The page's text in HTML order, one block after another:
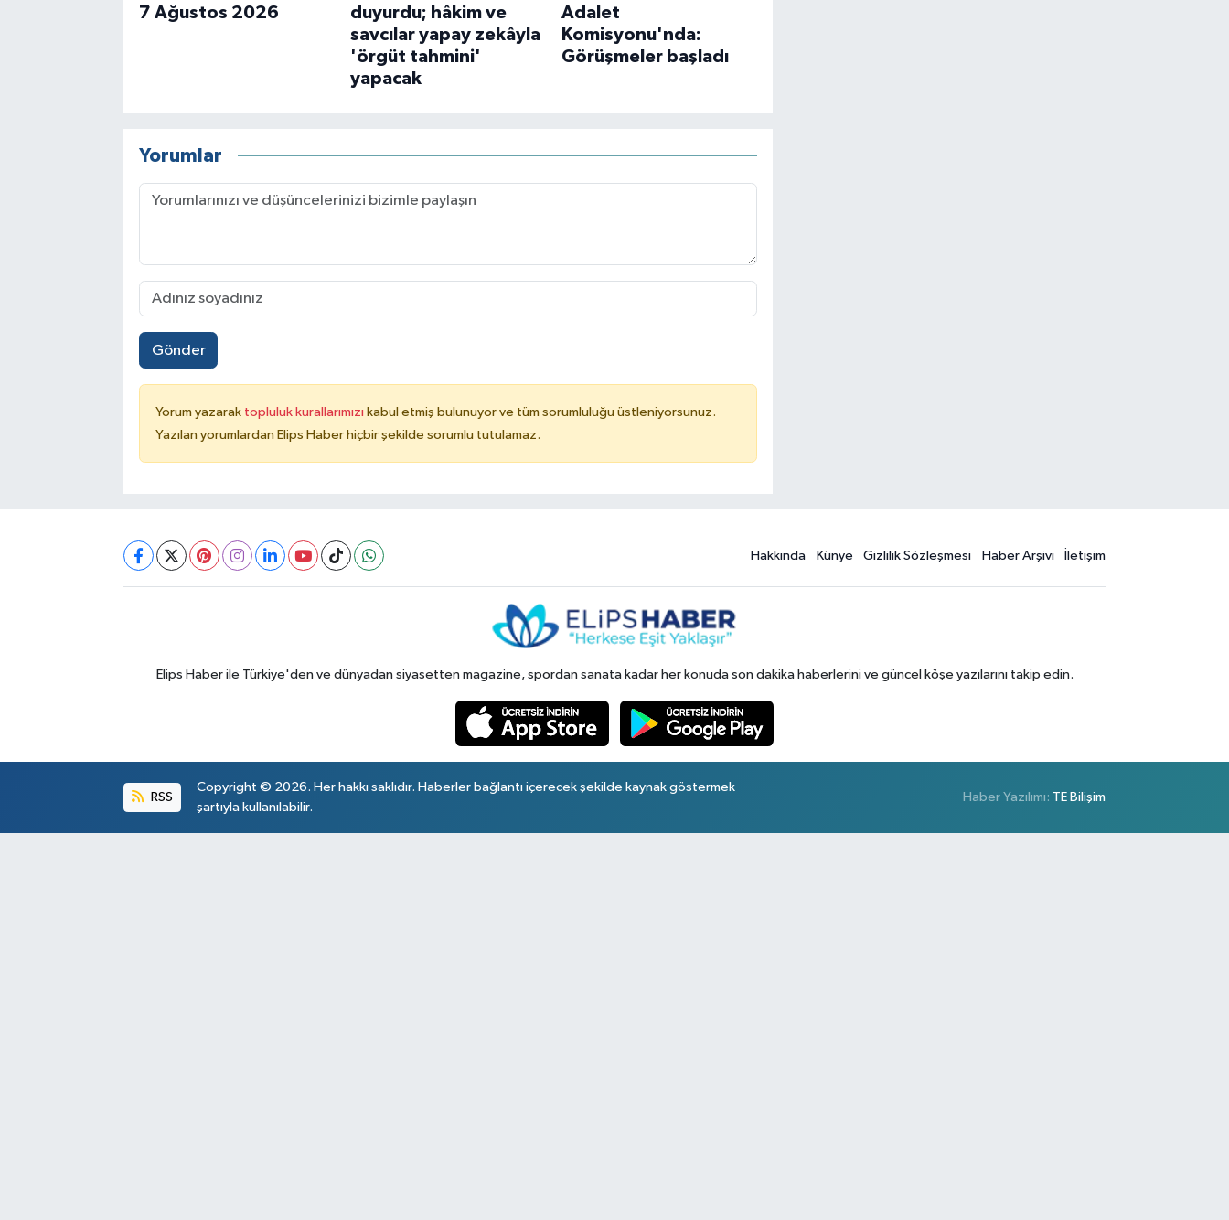
7 Ağustos 2026
duyurdu; hâkim ve
savcılar yapay zekâyla
'örgüt tahmini'
yapacak
Adalet
Komisyonu'nda:
Görüşmeler başladı
Yorumlar
Gönder
Yorum yazarak topluluk kurallarımızı kabul etmiş bulunuyor ve tüm sorumluluğu üstleniyorsunuz.
Yazılan yorumlardan Elips Haber hiçbir şekilde sorumlu tutulamaz.
Hakkında Künye Gizlilik Sözleşmesi Haber Arşivi İletişim
Elips Haber ile Türkiye'den ve dünyadan siyasetten magazine, spordan sanata kadar her konuda son dakika haberlerini ve güncel köşe yazılarını takip edin.
RSS
Copyright © 2026. Her hakkı saklıdır. Haberler bağlantı içerecek şekilde kaynak göstermek
şartıyla kullanılabilir.
Haber Yazılımı: TE Bilişim